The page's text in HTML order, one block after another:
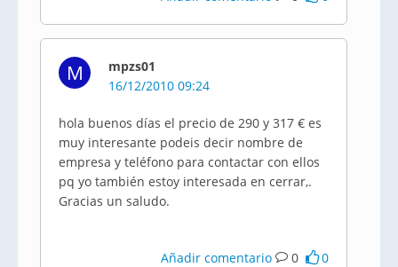
M
mpzs01
16/12/2010 09:24
hola buenos días el precio de 290 y 317 € es
muy interesante podeis decir nombre de
empresa y teléfono para contactar con ellos
pq yo también estoy interesada en cerrar,.
Gracias un saludo.
Añadir comentario 0 0